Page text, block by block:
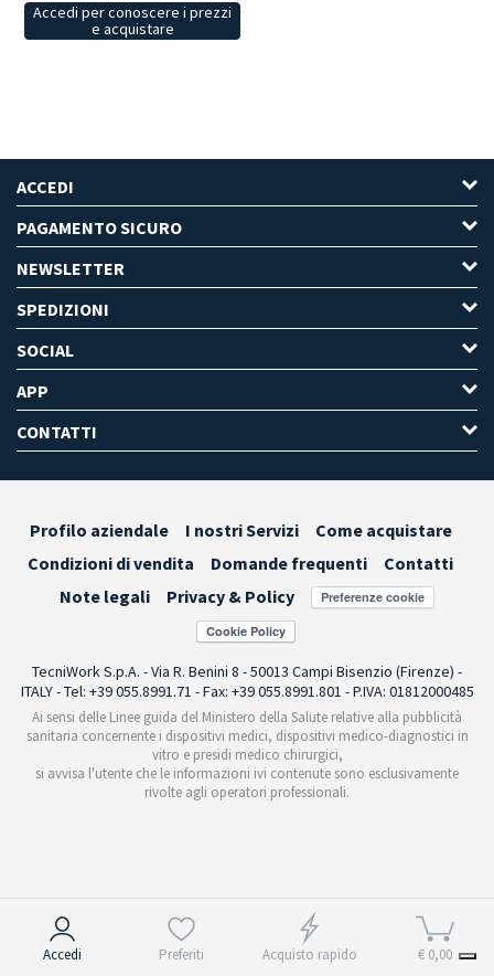
Accedi Preferiti Acquisto rapido € 0,00
Accedi per conoscere i prezzi
e acquistare
ACCEDI
PAGAMENTO SICURO
NEWSLETTER
SPEDIZIONI
SOCIAL
APP
CONTATTI
Profilo aziendale I nostri Servizi
Come acquistare
Condizioni di vendita
Domande frequenti
Contatti
Note legali
Privacy & Policy Preferenze cookie
TecniWork S.p.A. - Via R. Benini 8 - 50013 Campi Bisenzio (Firenze) -
ITALY - Tel: +39 055.8991.71 - Fax: +39 055.8991.801 - P.IVA: 01812000485
Ai sensi delle Linee guida del Ministero della Salute relative alla pubblicità
sanitaria concernente i dispositivi medici, dispositivi medico-diagnostici in
vitro e presidi medico chirurgici,
si avvisa l'utente che le informazioni ivi contenute sono esclusivamente
rivolte agli operatori professionali.
Informativa sulla raccolta